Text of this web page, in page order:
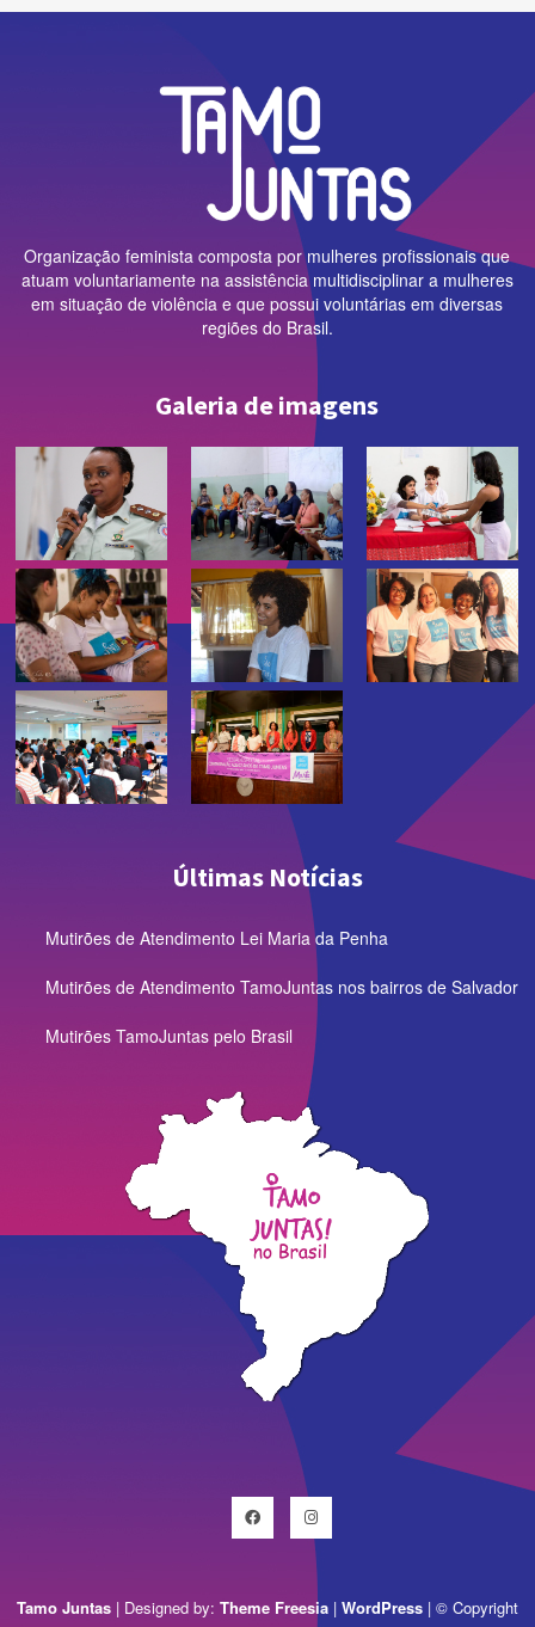
Organização feminista composta por mulheres profissionais que
atuam voluntariamente na assistência multidisciplinar a mulheres
em situação de violência e que possui voluntárias em diversas
regiões do Brasil.
Galeria de imagens
Últimas Notícias
Mutirões de Atendimento Lei Maria da Penha
Mutirões de Atendimento TamoJuntas nos bairros de Salvador
Mutirões TamoJuntas pelo Brasil
FacebookInstagram
Tamo Juntas| Designed by: Theme Freesia| WordPress| © Copyright